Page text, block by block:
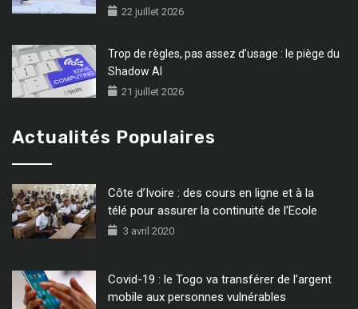
22 juillet 2026
Trop de règles, pas assez d’usage : le piège du
Shadow AI
21 juillet 2026
Actualités Populaires
Côte d’Ivoire : des cours en ligne et à la
télé pour assurer la continuité de l’Ecole
3 avril 2020
Covid-19 : le Togo va transférer de l’argent
mobile aux personnes vulnérables